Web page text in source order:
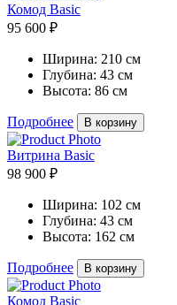
Комод Basic
95 600 ₽
Ширина: 210 см
Глубина: 43 см
Высота: 86 см
Подробнее В корзину
Витрина Basic
98 900 ₽
Ширина: 102 см
Глубина: 43 см
Высота: 162 см
Подробнее В корзину
Комод Basic